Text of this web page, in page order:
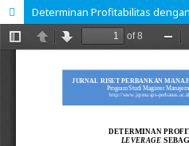
Determinan Profitabilitas